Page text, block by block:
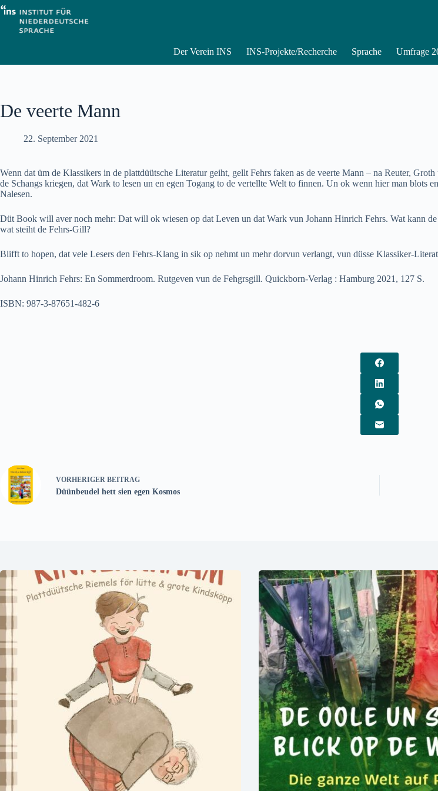
Zum
Inhalt
springen
Der Verein INS INS-Projekte/Recherche Sprache Umfrage
De veerte Mann
22. September 2021
Wenn dat üm de Klassikers in de plattdüütsche Literatur geiht, gellt Fehrs faken as de veerte Mann – na Reuter,
de Schangs kriegen, dat Wark to lesen un en egen Togang to de vertellte Welt to finnen. Un ok wenn hier man blots
Nalesen.
Düt Book will aver noch mehr: Dat will ok wiesen op dat Leven un dat Wark vun Johann Hinrich Fehrs. Wat kann
wat steiht de Fehrs-Gill?
Blifft to hopen, dat vele Lesers den Fehrs-Klang in sik op nehmt un mehr dorvun verlangt, vun düsse Klassiker-
Johann Hinrich Fehrs: En Sommerdroom. Rutgeven vun de Fehgrsgill. Quickborn-Verlag : Hamburg 2021, 127 S.
ISBN: 987-3-87651-482-6
VORHERIGER BEITRAG
Düünbeudel hett sien egen Kosmos